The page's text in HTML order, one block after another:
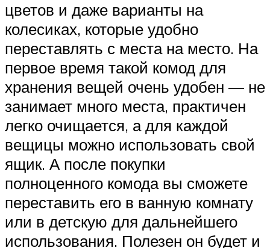
цветов и даже варианты на
колесиках, которые удобно
переставлять с места на место. На
первое время такой комод для
хранения вещей очень удобен — не
занимает много места, практичен
легко очищается, а для каждой
вещицы можно использовать свой
ящик. А после покупки
полноценного комода вы сможете
переставить его в ванную комнату
или в детскую для дальнейшего
использования. Полезен он будет и